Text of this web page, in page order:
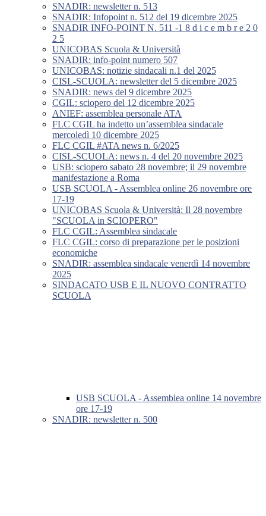
SNADIR: newsletter n. 513
SNADIR: Infopoint n. 512 del 19 dicembre 2025
SNADIR INFO-POINT N. 511 -1 8 d i c e m b r e 2 0
2 5
UNICOBAS Scuola & Università
SNADIR: info-point numero 507
UNICOBAS: notizie sindacali n.1 del 2025
CISL-SCUOLA: newsletter del 5 dicembre 2025
SNADIR: news del 9 dicembre 2025
CGIL: sciopero del 12 dicembre 2025
ANIEF: assemblea personale ATA
FLC CGIL ha indetto un’assemblea sindacale
mercoledì 10 dicembre 2025
FLC CGIL #ATA news n. 6/2025
CISL-SCUOLA: news n. 4 del 20 novembre 2025
USB: sciopero sabato 28 novembre; il 29 novembre
manifestazione a Roma
USB SCUOLA - Assemblea online 26 novembre ore
17-19
UNICOBAS Scuola & Università: Il 28 novembre
"SCUOLA in SCIOPERO"
FLC CGIL: Assemblea sindacale
FLC CGIL: corso di preparazione per le posizioni
economiche
SNADIR: assemblea sindacale venerdì 14 novembre
2025
SINDACATO USB E IL NUOVO CONTRATTO
SCUOLA
USB SCUOLA - Assemblea online 14 novembre
ore 17-19
SNADIR: newsletter n. 500